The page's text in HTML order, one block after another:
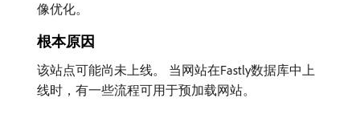
像优化。
根本原因
该站点可能尚未上线。 当网站在Fastly数据库中上
线时，有一些流程可用于预加载网站。